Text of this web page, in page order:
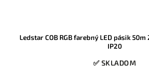
Ledstar COB RGB farebný LED pásik
IP20
✅ SKLADOM